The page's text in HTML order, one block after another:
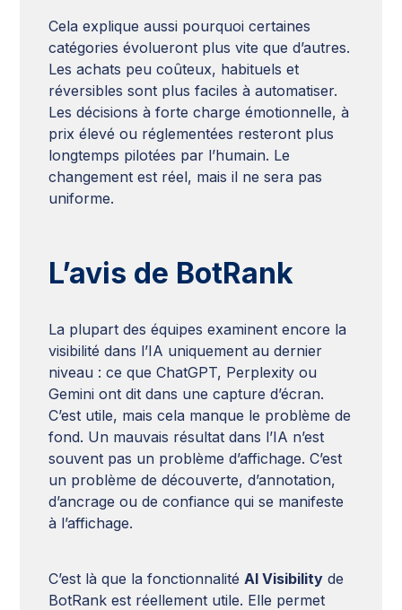
Cela explique aussi pourquoi certaines
catégories évolueront plus vite que d’autres.
Les achats peu coûteux, habituels et
réversibles sont plus faciles à automatiser.
Les décisions à forte charge émotionnelle, à
prix élevé ou réglementées resteront plus
longtemps pilotées par l’humain. Le
changement est réel, mais il ne sera pas
uniforme.
L’avis de BotRank
La plupart des équipes examinent encore la
visibilité dans l’IA uniquement au dernier
niveau : ce que ChatGPT, Perplexity ou
Gemini ont dit dans une capture d’écran.
C’est utile, mais cela manque le problème de
fond. Un mauvais résultat dans l’IA n’est
souvent pas un problème d’affichage. C’est
un problème de découverte, d’annotation,
d’ancrage ou de confiance qui se manifeste
à l’affichage.
C’est là que la fonctionnalité AI Visibility de
BotRank est réellement utile. Elle permet